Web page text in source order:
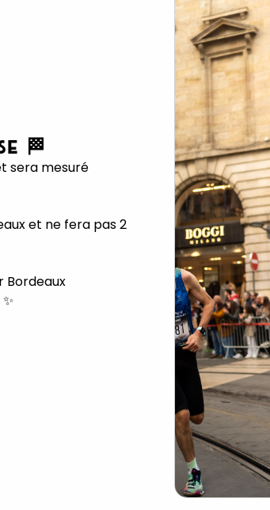
🏁
sera mesuré
et ne fera pas 2
Bordeaux